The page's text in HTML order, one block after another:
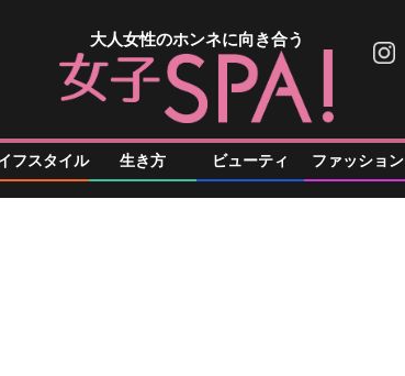
大人女性のホンネに向き合う
フスタイル 生き方 ビューティ ファッション